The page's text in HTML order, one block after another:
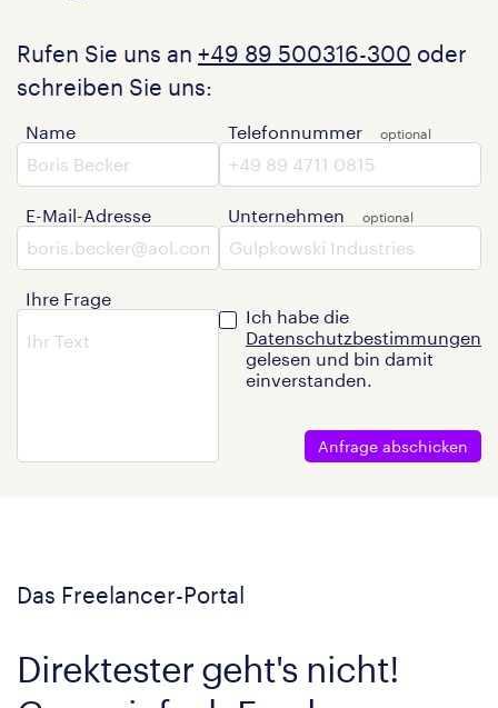
Rufen Sie uns an +49 89 500316-300 oder
schreiben Sie uns:
Name
E-Mail-Adresse
Ihre Frage
Telefonnummer
Unternehmen
Ich habe die
Datenschutzbestimmungen
gelesen und bin damit
einverstanden.
Anfrage abschicken
Das Freelancer-Portal
Direktester geht's nicht!